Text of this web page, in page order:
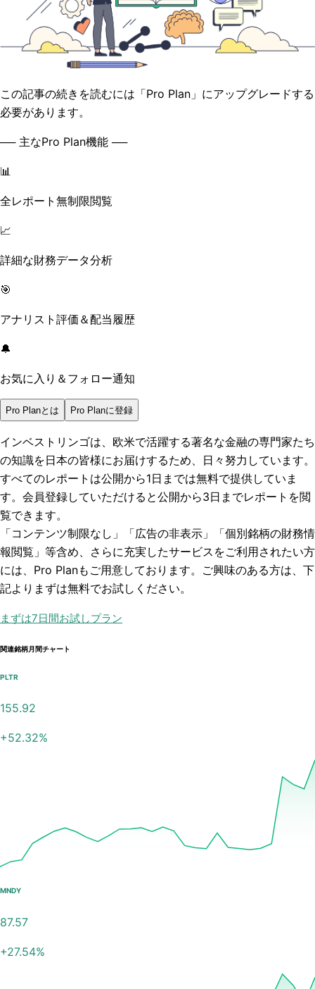
この記事の続きを読むには「Pro Plan」にアップグレードする
必要があります。
── 主なPro Plan機能 ──
📊
全レポート無制限閲覧
📈
詳細な財務データ分析
🎯
アナリスト評価＆配当履歴
🔔
お気に入り＆フォロー通知
Pro Planとは Pro Planに登録
インベストリンゴは、欧米で活躍する著名な金融の専門家たち
の知識を日本の皆様にお届けするため、日々努力しています。
すべてのレポートは公開から1日までは無料で提供していま
す。会員登録していただけると公開から3日までレポートを閲
覧できます。
「コンテンツ制限なし」「広告の非表示」「個別銘柄の財務情
報閲覧」 等含め、さらに充実したサービスをご利用されたい方
には、Pro Planもご用意しております。ご興味のある方は、下
記よりまずは無料でお試しください。
まずは7日間お試しプラン
関連銘柄月間チャート
PLTR
155.92
+52.32%
MNDY
87.57
+27.54%